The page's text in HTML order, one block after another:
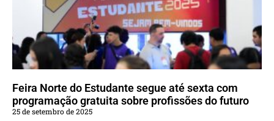
Feira Norte do Estudante segue até sexta com
programação gratuita sobre profissões do futuro
25 de setembro de 2025